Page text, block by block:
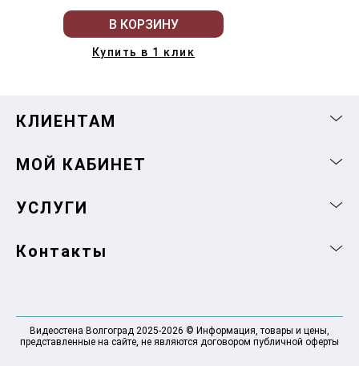
В КОРЗИНУ
Купить в 1 клик
КЛИЕНТАМ
МОЙ КАБИНЕТ
УСЛУГИ
Контакты
Видеостена Волгоград 2025-2026 © Информация, товары и цены,
представленные на сайте, не являются договором публичной оферты